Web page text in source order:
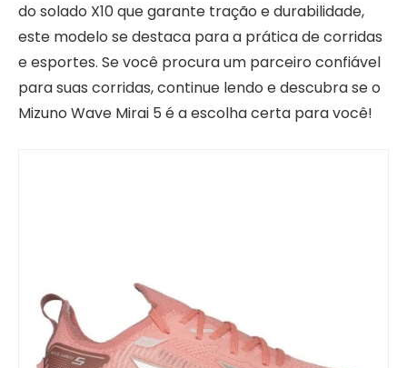
do solado X10 que garante tração e durabilidade,
este modelo se destaca para a prática de corridas
e esportes. Se você procura um parceiro confiável
para suas corridas, continue lendo e descubra se o
Mizuno Wave Mirai 5 é a escolha certa para você!